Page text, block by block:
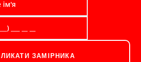
ЗАМІРНИКА